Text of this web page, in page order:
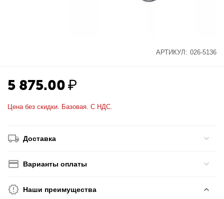
АРТИКУЛ: 026-5136
5 875.00₽
Цена без скидки. Базовая. С НДС.
Доставка
Варианты оплаты
Наши преимущества